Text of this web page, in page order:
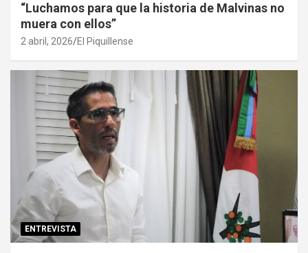
“Luchamos para que la historia de Malvinas no
muera con ellos”
2 abril, 2026 El Piquillense
ENTREVISTA